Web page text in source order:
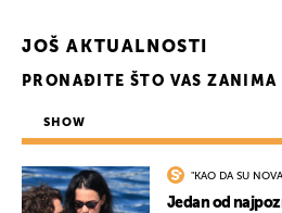
JOŠ AKTUALNOSTI
PRONAĐITE ŠTO VAS ZANIMA
SHOW
"KAO DA SU
Jedan od